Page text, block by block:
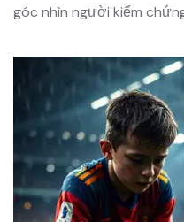
góc nhìn người kiểm